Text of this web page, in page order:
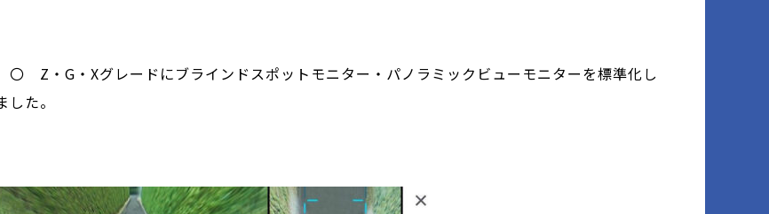
〇 Z・G・Xグレードにブラインドスポットモニター・パノラミックビューモニターを標準化し
した。